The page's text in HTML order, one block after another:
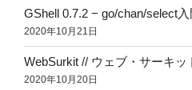
GShell 0.7.2 − go/chan/select入
2020年10月21日
WebSurkit // ウェブ・サーキッ
2020年10月20日